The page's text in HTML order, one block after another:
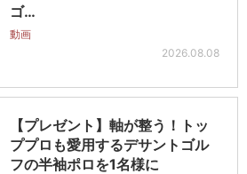
ゴ…
動画
2026.08.08
【プレゼント】軸が整う！トッ
ププロも愛用するデサントゴル
フの半袖ポロを1名様に